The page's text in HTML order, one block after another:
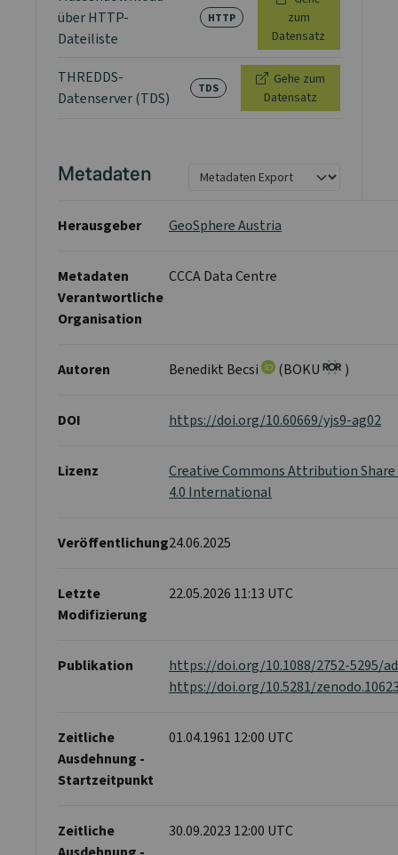
über HTTP-
Dateiliste
HTTP
zum
Datensatz
THREDDS-
Datenserver (TDS)
TDS
Gehe zum
Datensatz
Metadaten
Herausgeber GeoSphere Austria
Metadaten
Verantwortliche
Organisation
CCCA Data Centre
Autoren Benedikt Becsi (BOKU )
DOI https://doi.org/10.60669/yjs9-ag02
Lizenz
Creative Commons Attribution
4.0 International
Veröffentlichung24.06.2025
Letzte
Modifizierung
22.05.2026 11:13 UTC
Publikation
https://doi.org/10.1088/2752-5295/
https://doi.org/10.5281/
Zeitliche
Ausdehnung -
Startzeitpunkt
01.04.1961 12:00 UTC
Zeitliche
30.09.2023 12:00 UTC